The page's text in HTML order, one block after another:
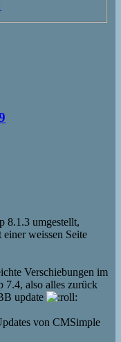
8.1.3 umgestellt,
weissen Seite
Verschiebungen im
7.4, also alles zurück
update
von CMSimple